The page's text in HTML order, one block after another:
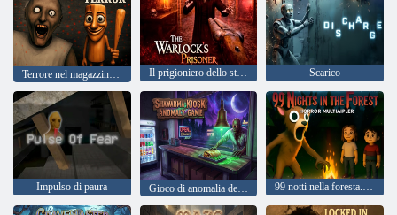
Terrore nel magazzino della nonna Il prigioniero dello stregone Scarico
Impulso di paura Gioco di anomalia del chiosco Shawarma 99 notti nella foresta. Multigiocatore horror